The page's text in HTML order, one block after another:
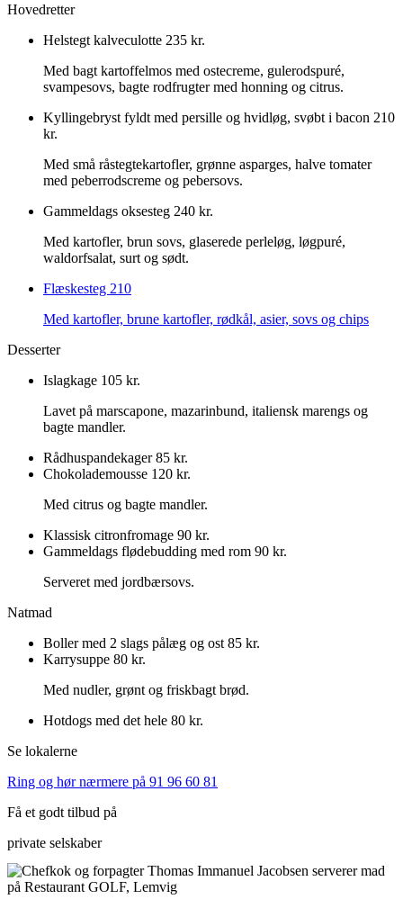
Hovedretter
Helstegt kalveculotte 235 kr.
Med bagt kartoffelmos med ostecreme, gulerodspuré,
svampesovs, bagte rodfrugter med honning og citrus.
Kyllingebryst fyldt med persille og hvidløg, svøbt i bacon 210
kr.
Med små råstegtekartofler, grønne asparges, halve tomater
med peberrodscreme og pebersovs.
Gammeldags oksesteg 240 kr.
Med kartofler, brun sovs, glaserede perleløg, løgpuré,
waldorfsalat, surt og sødt.
Flæskesteg 210
Med kartofler, brune kartofler, rødkål, asier, sovs og chips
Desserter
Islagkage 105 kr.
Lavet på marscapone, mazarinbund, italiensk marengs og
bagte mandler.
Rådhuspandekager85 kr.
Chokolademousse 120 kr.
Med citrus og bagte mandler.
Klassisk citronfromage 90 kr.
Gammeldags flødebudding med rom 90 kr.
Serveret med jordbærsovs.
Natmad
Boller med 2 slags pålæg og ost 85 kr.
Karrysuppe 80 kr.
Med nudler, grønt og friskbagt brød.
Hotdogs med det hele 80 kr.
Se lokalerne
Ring og hør nærmere på 91 96 60 81
Få et godt tilbud på
private selskaber